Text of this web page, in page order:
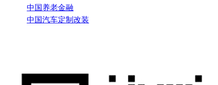
中国养老金融
中国汽车定制改装